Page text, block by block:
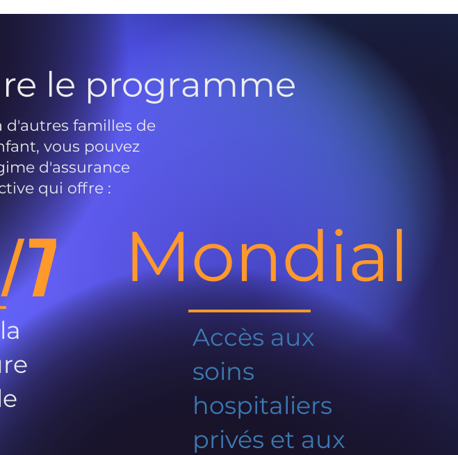
le programme
d'autres familles de
vous pouvez
d'assurance
qui offre :
Mondial
Accès aux
soins
hospitaliers
privés et aux